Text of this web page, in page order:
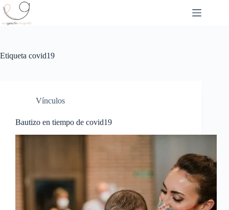
Saltar
al
contenido
Etiqueta covid19
Vínculos
Bautizo en tiempo de covid19